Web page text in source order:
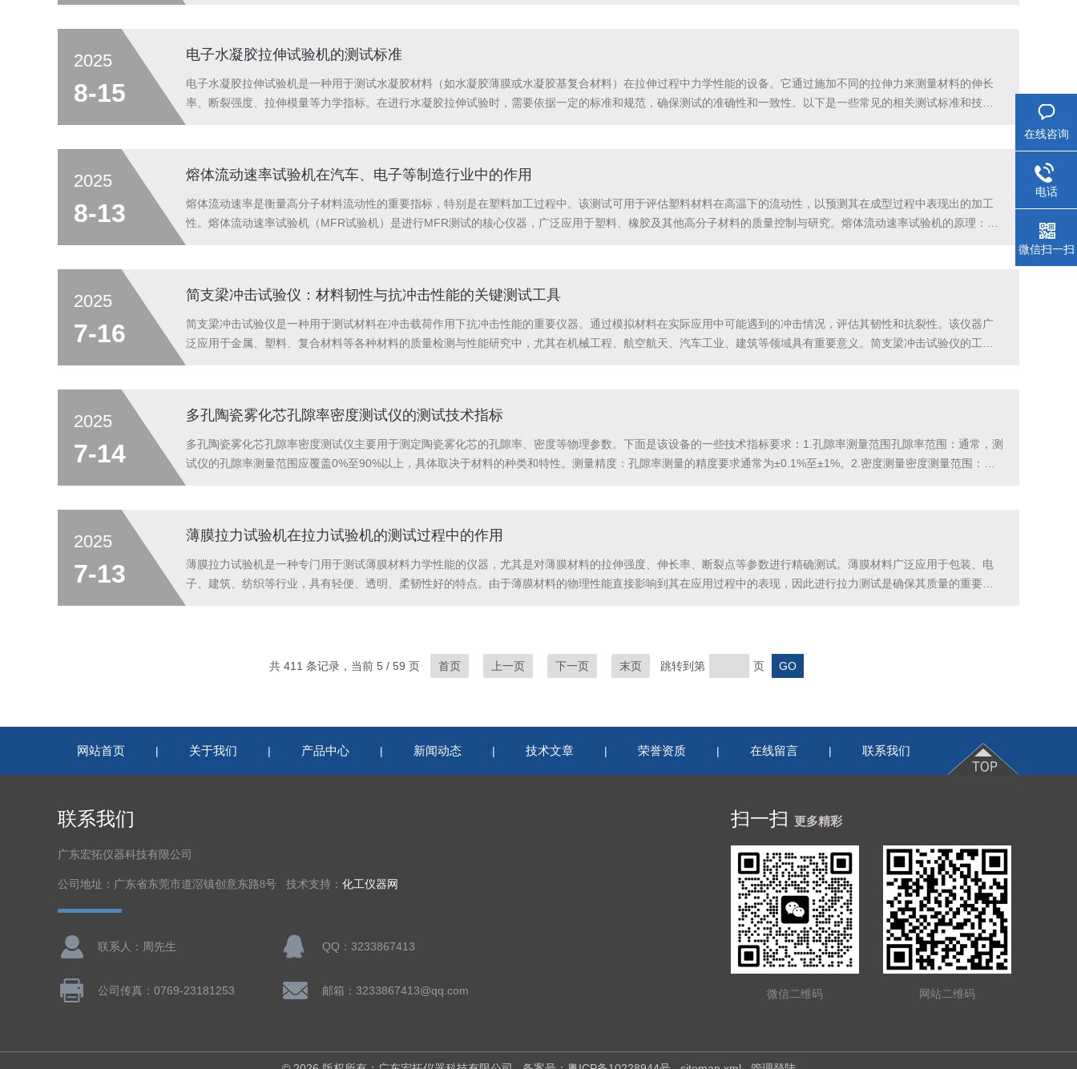
2025
8-15
电子水凝胶拉伸试验机的测试标准
电子水凝胶拉伸试验机是一种用于测试水凝胶材料（如水凝胶薄膜或水凝胶基复合材料）在拉伸过程中力学性能的设备。它通过施加不同的拉伸力来测量材料的伸长
率、断裂强度、拉伸模量等力学指标。在进行水凝胶拉伸试验时，需要依据一定的标准和规范，确保测试的准确性和一致性。以下是一些常见的相关测试标准和技术
2025
8-13
熔体流动速率试验机在汽车、电子等制造行业中的作用
熔体流动速率是衡量高分子材料流动性的重要指标，特别是在塑料加工过程中。该测试可用于评估塑料材料在高温下的流动性，以预测其在成型过程中表现出的加工
性。熔体流动速率试验机（MFR试验机）是进行MFR测试的核心仪器，广泛应用于塑料、橡胶及其他高分子材料的质量控制与研究。熔体流动速率试验机的原理：1.
2025
7-16
简支梁冲击试验仪：材料韧性与抗冲击性能的关键测试工具
简支梁冲击试验仪是一种用于测试材料在冲击载荷作用下抗冲击性能的重要仪器。通过模拟材料在实际应用中可能遇到的冲击情况，评估其韧性和抗裂性。该仪器广
泛应用于金属、塑料、复合材料等各种材料的质量检测与性能研究中，尤其在机械工程、航空航天、汽车工业、建筑等领域具有重要意义。简支梁冲击试验仪的工作
2025
7-14
多孔陶瓷雾化芯孔隙率密度测试仪的测试技术指标
多孔陶瓷雾化芯孔隙率密度测试仪主要用于测定陶瓷雾化芯的孔隙率、密度等物理参数。下面是该设备的一些技术指标要求：1.孔隙率测量范围孔隙率范围：通常，测
试仪的孔隙率测量范围应覆盖0%至90%以上，具体取决于材料的种类和特性。测量精度：孔隙率测量的精度要求通常为±0.1%至±1%。2.密度测量密度测量范围：测
2025
7-13
薄膜拉力试验机在拉力试验机的测试过程中的作用
薄膜拉力试验机是一种专门用于测试薄膜材料力学性能的仪器，尤其是对薄膜材料的拉伸强度、伸长率、断裂点等参数进行精确测试。薄膜材料广泛应用于包装、电
子、建筑、纺织等行业，具有轻便、透明、柔韧性好的特点。由于薄膜材料的物理性能直接影响到其在应用过程中的表现，因此进行拉力测试是确保其质量的重要步
共 411 条记录，当前 5 / 59 页 首页 上一页 下一页 末页 跳转到第 页
网站首页 | 关于我们 | 产品中心 | 新闻动态 | 技术文章 | 荣誉资质 | 在线留言 | 联系我们
联系我们
广东宏拓仪器科技有限公司
公司地址：广东省东莞市道滘镇创意东路8号 技术支持： 化工仪器网
联系人：周先生 QQ：3233867413
公司传真：0769-23181253 邮箱：3233867413@qq.com
扫一扫 更多精彩
微信二维码 网站二维码
在线咨询
电话
微信扫一扫